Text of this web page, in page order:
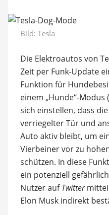
Bild: Tesla
Die Elektroautos von
Zeit per Funk-Update
Funktion für
einem „Hunde“-Modus
sich einstellen, dass
verriegelter Tür und
Auto aktiv bleibt, um
Vierbeiner vor zu
schützen. In diese
ein potenziell
Nutzer aufTwitter
Elon Musk indirekt